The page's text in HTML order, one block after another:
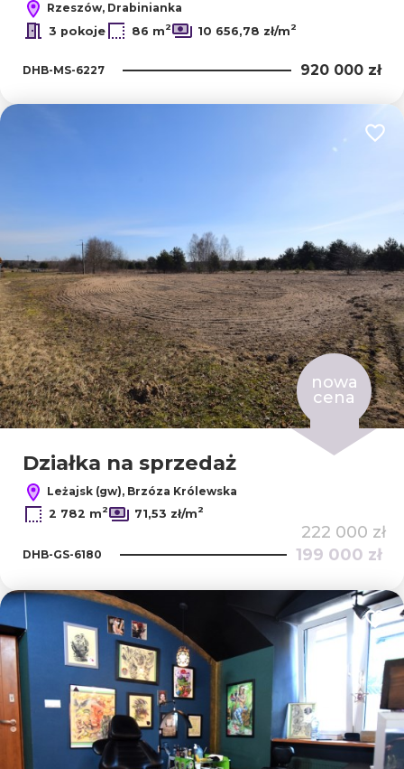
Rzeszów, Drabinianka
3 pokoje
86 m2 10 656,78 zł/m2
DHB-MS-6227 920 000 zł
nowa
cena
Działka na sprzedaż
Leżajsk (gw), Brzóza Królewska
2 782 m2 71,53 zł/m2
222 000 zł
DHB-GS-6180 199 000 zł